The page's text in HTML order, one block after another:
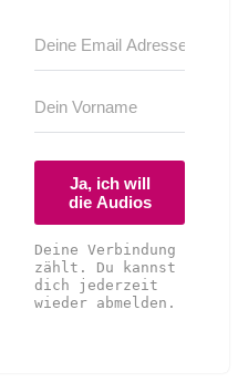
Ja, ich will
die Audios
Deine Verbindung
zählt. Du kannst
dich jederzeit
wieder abmelden.